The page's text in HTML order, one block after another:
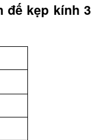
đế kẹp kính 3